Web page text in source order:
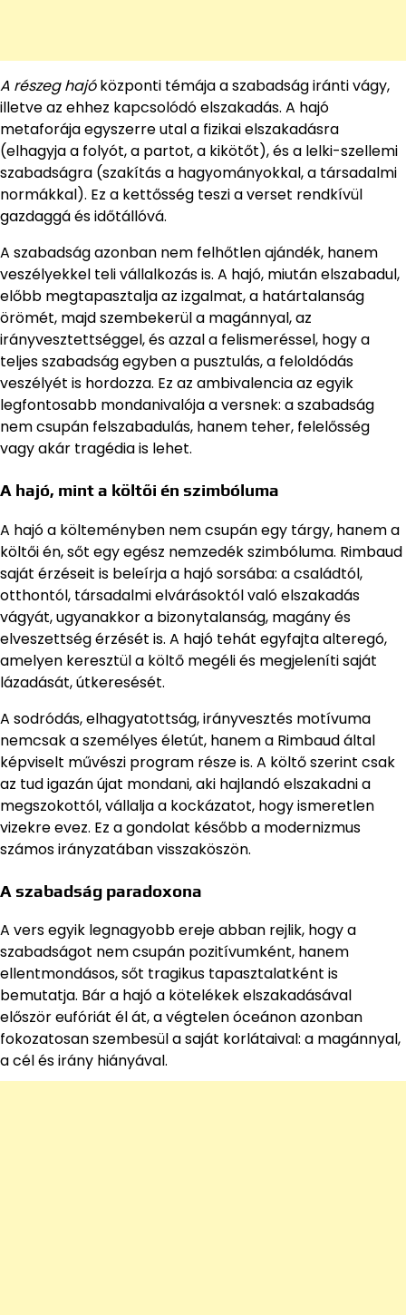
A részeg hajóközponti témája a szabadság iránti vágy,
illetve az ehhez kapcsolódó elszakadás. A hajó
metaforája egyszerre utal a fizikai elszakadásra
(elhagyja a folyót, a partot, a kikötőt), és a lelki-szellemi
szabadságra (szakítás a hagyományokkal, a társadalmi
normákkal). Ez a kettősség teszi a verset rendkívül
gazdaggá és időtállóvá.
A szabadság azonban nem felhőtlen ajándék, hanem
veszélyekkel teli vállalkozás is. A hajó, miután elszabadul,
előbb megtapasztalja az izgalmat, a határtalanság
örömét, majd szembekerül a magánnyal, az
irányvesztettséggel, és azzal a felismeréssel, hogy a
teljes szabadság egyben a pusztulás, a feloldódás
veszélyét is hordozza. Ez az ambivalencia az egyik
legfontosabb mondanivalója a versnek: a szabadság
nem csupán felszabadulás, hanem teher, felelősség
vagy akár tragédia is lehet.
A hajó, mint a költői én szimbóluma
A hajó a költeményben nem csupán egy tárgy, hanem a
költői én, sőt egy egész nemzedék szimbóluma. Rimbaud
saját érzéseit is beleírja a hajó sorsába: a családtól,
otthontól, társadalmi elvárásoktól való elszakadás
vágyát, ugyanakkor a bizonytalanság, magány és
elveszettség érzését is. A hajó tehát egyfajta alteregó,
amelyen keresztül a költő megéli és megjeleníti saját
lázadását, útkeresését.
A sodródás, elhagyatottság, irányvesztés motívuma
nemcsak a személyes életút, hanem a Rimbaud által
képviselt művészi program része is. A költő szerint csak
az tud igazán újat mondani, aki hajlandó elszakadni a
megszokottól, vállalja a kockázatot, hogy ismeretlen
vizekre evez. Ez a gondolat később a modernizmus
számos irányzatában visszaköszön.
A szabadság paradoxona
A vers egyik legnagyobb ereje abban rejlik, hogy a
szabadságot nem csupán pozitívumként, hanem
ellentmondásos, sőt tragikus tapasztalatként is
bemutatja. Bár a hajó a kötelékek elszakadásával
először eufóriát él át, a végtelen óceánon azonban
fokozatosan szembesül a saját korlátaival: a magánnyal,
a cél és irány hiányával.